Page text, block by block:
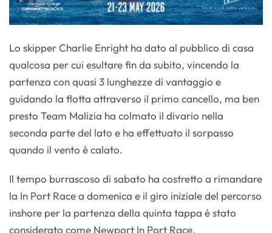
Lo skipper Charlie Enright ha dato al pubblico di casa
qualcosa per cui esultare fin da subito, vincendo la
partenza con quasi 3 lunghezze di vantaggio e
guidando la flotta attraverso il primo cancello, ma ben
presto Team Malizia ha colmato il divario nella
seconda parte del lato e ha effettuato il sorpasso
quando il vento è calato.
Il tempo burrascoso di sabato ha costretto a rimandare
la In Port Race a domenica e il giro iniziale del percorso
inshore per la partenza della quinta tappa è stato
considerato come Newport In Port Race.